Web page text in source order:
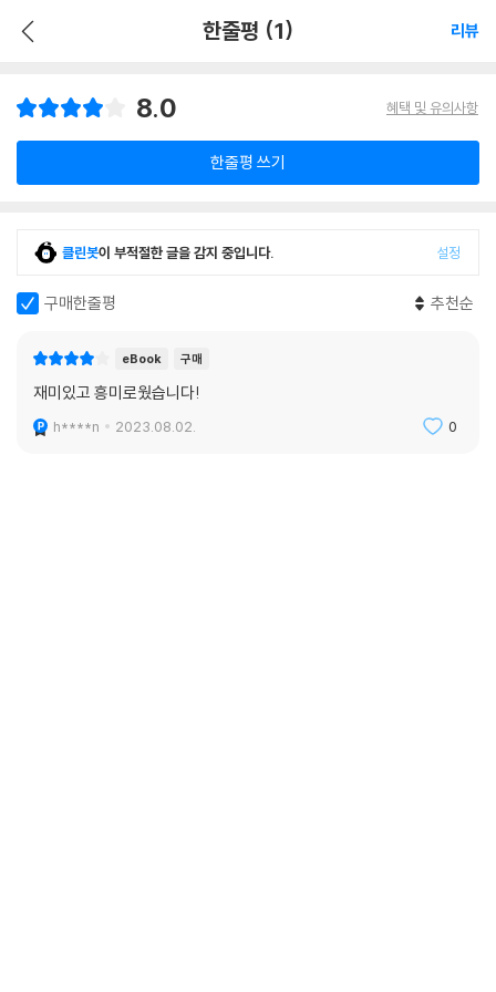
한줄평 (1) 리뷰
8.0 혜택 및 유의사항
한줄평 쓰기
클린봇이 부적절한 글을 감지 중입니다. 설정
구매한줄평 추천순
eBook 구매
재미있고 흥미로웠습니다!
h****n 2023.08.02. 0